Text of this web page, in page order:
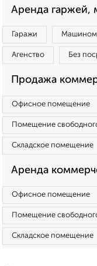
Аренда гаржей,
Гаражи
Агенство Без
Продажа
Офисное помещение
Помещение
Складское помещение
Аренда
Офисное помещение
Помещение
Складское помещение